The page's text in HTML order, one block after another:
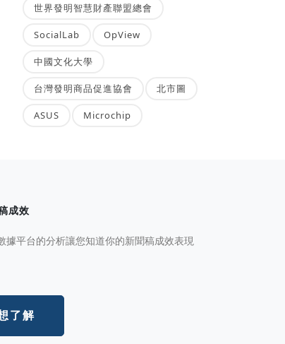
世界發明智慧財產聯盟總會
SocialLab OpView
中國文化大學
台灣發明商品促進協會 北市圖
ASUS Microchip
成效
據平台的分析讓您知道你的新聞稿成效表現
了解